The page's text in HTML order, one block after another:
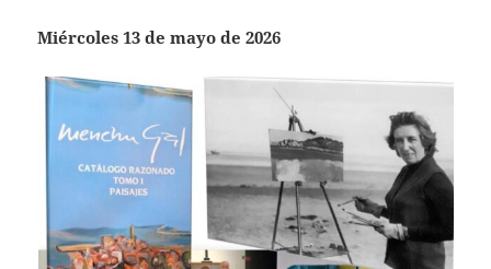
Miércoles 13 de mayo de 2026